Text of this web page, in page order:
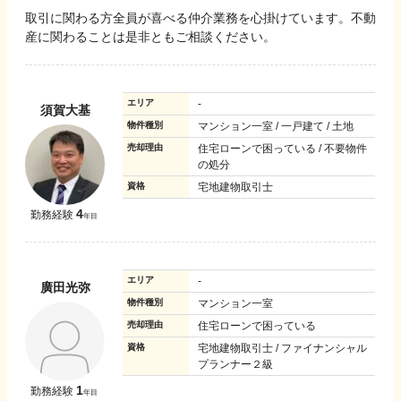
取引に関わる方全員が喜べる仲介業務を心掛けています。不動
産に関わることは是非ともご相談ください。
須賀大基
勤務経験 4年目
エリア -
物件種別 マンション一室 / 一戸建て / 土地
売却理由
住宅ローンで困っている / 不要物件
の処分
資格 宅地建物取引士
廣田光弥
勤務経験 1年目
エリア -
物件種別 マンション一室
売却理由 住宅ローンで困っている
資格
宅地建物取引士 / ファイナンシャル
プランナー２級